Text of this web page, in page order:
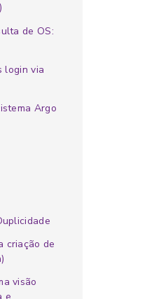
de OS:
login via
Argo
criação de
visão